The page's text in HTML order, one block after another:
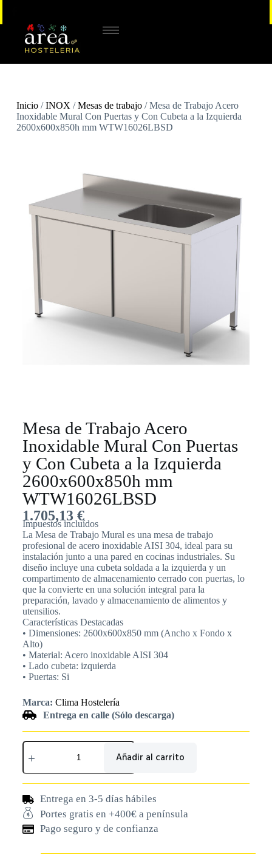
Inicio/INOX /Mesas de trabajo/ Mesa de Trabajo Acero
Inoxidable Mural Con Puertas y Con Cubeta a la Izquierda
2600x600x850h mm WTW16026LBSD
Mesa de Trabajo Acero
Inoxidable Mural Con Puertas
y Con Cubeta a la Izquierda
2600x600x850h mm
WTW16026LBSD
1.705,13 €
Impuestos incluídos
La Mesa de Trabajo Mural es una mesa de trabajo
profesional de acero inoxidable AISI 304, ideal para su
instalación junto a una pared en cocinas industriales. Su
diseño incluye una cubeta soldada a la izquierda y un
compartimento de almacenamiento cerrado con puertas, lo
que la convierte en una solución integral para la
preparación, lavado y almacenamiento de alimentos y
utensilios.
Características Destacadas
• Dimensiones: 2600x600x850 mm (Ancho x Fondo x
Alto)
• Material: Acero inoxidable AISI 304
• Lado cubeta: izquierda
• Puertas: Si
Marca: Clima Hostelería
Entrega en calle (Sólo descarga)
Añadir al carrito
Entrega en 3-5 días hábiles
Portes gratis en +400€ a península
Pago seguro y de confianza